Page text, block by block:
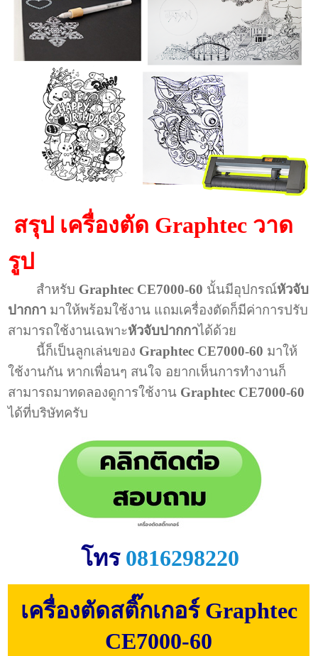
สรุป เครื่องตัด Graphtec วาด
รูป
สำหรับ Graphtec CE7000-60 นั้นมีอุปกรณ์หัวจับ
ปากกา มาให้พร้อมใช้งาน แถมเครื่องตัดก็มีค่าการปรับ
สามารถใช้งานเฉพาะหัวจับปากกาได้ด้วย
นี้ก็เป็นลูกเล่นของ Graphtec CE7000-60 มาให้
ใช้งานกัน หากเพื่อนๆ สนใจ อยากเห็นการทำงานก็
สามารถมาทดลองดูการใช้งาน Graphtec CE7000-60
ได้ที่บริษัทครับ
โทร 0816298220
เครื่องตัดสติ๊กเกอร์ Graphtec
CE7000-60